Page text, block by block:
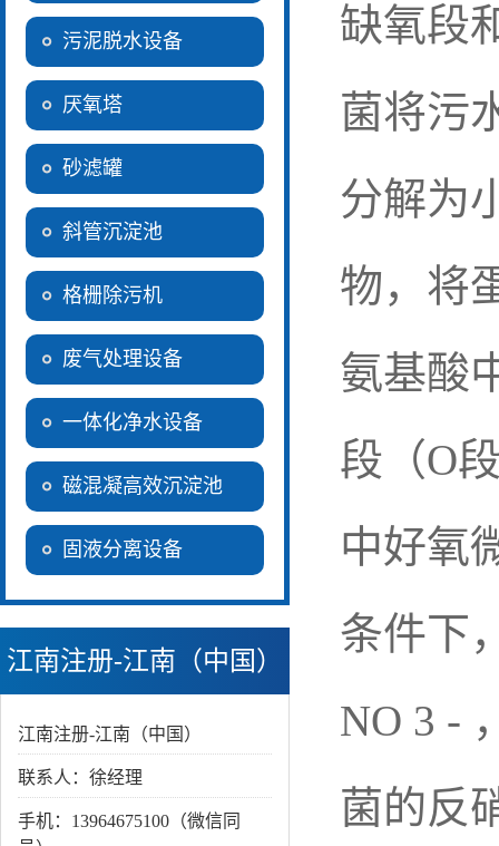
污泥脱水设备
厌氧塔
砂滤罐
斜管沉淀池
格栅除污机
废气处理设备
一体化净水设备
磁混凝高效沉淀池
固液分离设备
江南注册-江南（中国）
江南注册-江南（中国）
联系人：徐经理
手机：13964675100（微信同
缺氧段
菌将污
分解为
物，将
氨基酸
段（O
中好氧
条件下
NO 3 -
菌的反